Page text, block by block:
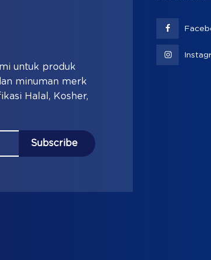
untuk produk
minuman merk
Halal, Kosher,